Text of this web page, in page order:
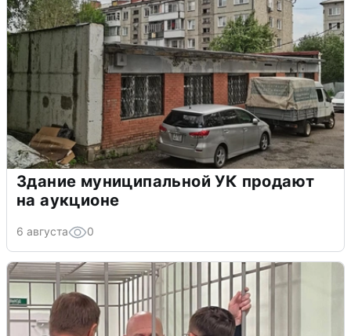
Здание муниципальной УК продают
на аукционе
6 августа 0